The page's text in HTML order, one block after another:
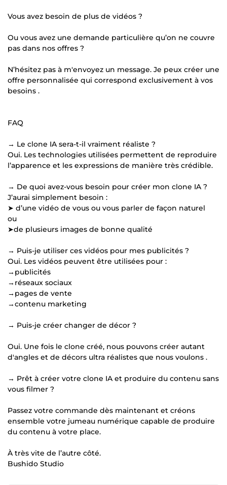
Vous avez besoin de plus de vidéos ?
Ou vous avez une demande particulière qu’on ne couvre
pas dans nos offres ?
N’hésitez pas à m'envoyez un message. Je peux créer une
offre personnalisée qui correspond exclusivement à vos
besoins .
FAQ
→ Le clone IA sera-t-il vraiment réaliste ?
Oui. Les technologies utilisées permettent de reproduire
l’apparence et les expressions de manière très crédible.
→ De quoi avez-vous besoin pour créer mon clone IA ?
J’aurai simplement besoin :
➤ d’une vidéo de vous ou vous parler de façon naturel
ou
➤de plusieurs images de bonne qualité
→ Puis-je utiliser ces vidéos pour mes publicités ?
Oui. Les vidéos peuvent être utilisées pour :
→publicités
→réseaux sociaux
→pages de vente
→contenu marketing
→ Puis-je créer changer de décor ?
Oui. Une fois le clone créé, nous pouvons créer autant
d'angles et de décors ultra réalistes que nous voulons .
→ Prêt à créer votre clone IA et produire du contenu sans
vous filmer ?
Passez votre commande dès maintenant et créons
ensemble votre jumeau numérique capable de produire
du contenu à votre place.
À très vite de l’autre côté.
Bushido Studio